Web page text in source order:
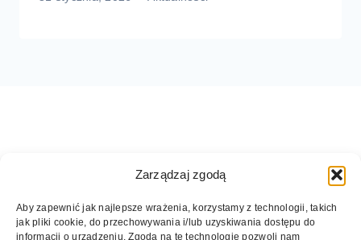
Zarządzaj zgodą
Aby zapewnić jak najlepsze wrażenia, korzystamy z technologii, takich
jak pliki cookie, do przechowywania i/lub uzyskiwania dostępu do
informacji o urządzeniu. Zgoda na te technologie pozwoli nam